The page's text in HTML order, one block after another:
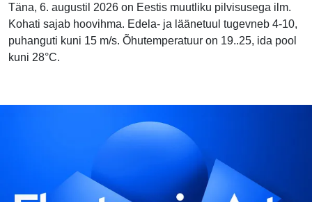
Täna, 6. augustil 2026 on Eestis muutliku pilvisusega ilm.
Kohati sajab hoovihma. Edela- ja läänetuul tugevneb 4-10,
puhanguti kuni 15 m/s. Õhutemperatuur on 19..25, ida pool
kuni 28°C.